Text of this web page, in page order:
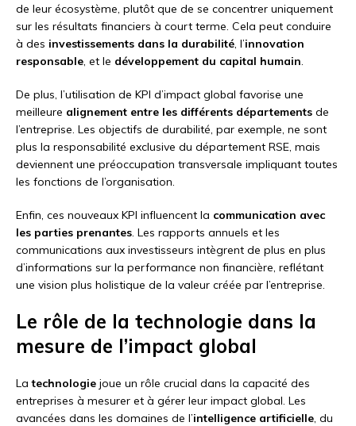
de leur écosystème, plutôt que de se concentrer uniquement
sur les résultats financiers à court terme. Cela peut conduire
à des investissements dans la durabilité, l’innovation
responsable, et le développement du capital humain.
De plus, l’utilisation de KPI d’impact global favorise une
meilleure alignement entre les différents départements de
l’entreprise. Les objectifs de durabilité, par exemple, ne sont
plus la responsabilité exclusive du département RSE, mais
deviennent une préoccupation transversale impliquant toutes
les fonctions de l’organisation.
Enfin, ces nouveaux KPI influencent la communication avec
les parties prenantes. Les rapports annuels et les
communications aux investisseurs intègrent de plus en plus
d’informations sur la performance non financière, reflétant
une vision plus holistique de la valeur créée par l’entreprise.
Le rôle de la technologie dans la
mesure de l’impact global
Latechnologie joue un rôle crucial dans la capacité des
entreprises à mesurer et à gérer leur impact global. Les
avancées dans les domaines de l’intelligence artificielle, du